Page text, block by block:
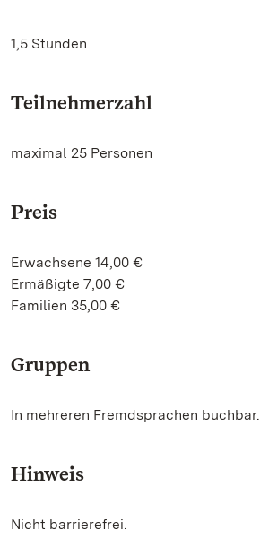
1,5 Stunden
Teilnehmerzahl
maximal 25 Personen
Preis
Erwachsene 14,00 €
Ermäßigte 7,00 €
Familien 35,00 €
Gruppen
In mehreren Fremdsprachen buchbar.
Hinweis
Nicht barrierefrei.